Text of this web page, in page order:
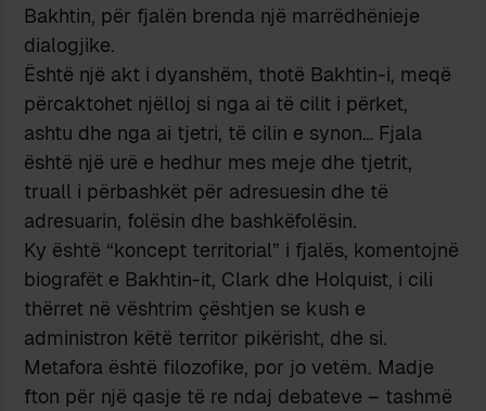
Bakhtin, për fjalën brenda një marrëdhënieje
dialogjike.
Është një akt i dyanshëm, thotë Bakhtin-i, meqë
përcaktohet njëlloj si nga ai të cilit i përket,
ashtu dhe nga ai tjetri, të cilin e synon… Fjala
është një urë e hedhur mes meje dhe tjetrit,
truall i përbashkët për adresuesin dhe të
adresuarin, folësin dhe bashkëfolësin.
Ky është “koncept territorial” i fjalës, komentojnë
biografët e Bakhtin-it, Clark dhe Holquist, i cili
thërret në vështrim çështjen se kush e
administron këtë territor pikërisht, dhe si.
Metafora është filozofike, por jo vetëm. Madje
fton për një qasje të re ndaj debateve – tashmë